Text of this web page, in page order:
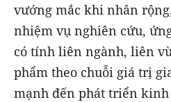
vướng mắc khi nhân
nhiệm vụ nghiên cứu,
có tính liên ngành, liên
phẩm theo chuỗi giá trị
mạnh đến phát triển kinh